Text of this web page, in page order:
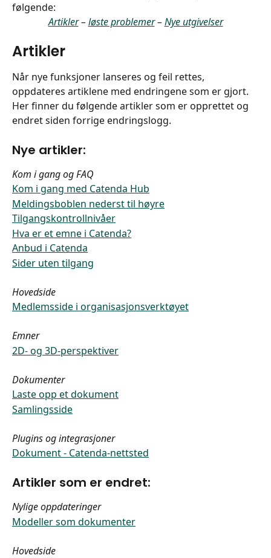
følgende:
Artikler – løste problemer – Nye utgivelser
Artikler
Når nye funksjoner lanseres og feil rettes,
oppdateres artiklene med endringene som er gjort.
Her finner du følgende artikler som er opprettet og
endret siden forrige endringslogg.
Nye artikler:
Kom i gang og FAQ
Kom i gang med Catenda Hub
Meldingsboblen nederst til høyre
Tilgangskontrollnivåer
Hva er et emne i Catenda?
Anbud i Catenda
Sider uten tilgang
Hovedside
Medlemsside i organisasjonsverktøyet
Emner
2D- og 3D-perspektiver
Dokumenter
Laste opp et dokument
Samlingsside
Plugins og integrasjoner
Dokument - Catenda-nettsted
Artikler som er endret:
Nylige oppdateringer
Modeller som dokumenter
Hovedside